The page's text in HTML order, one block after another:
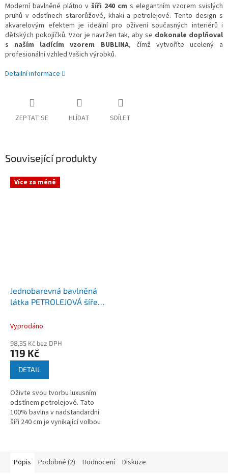
Moderní bavlněné plátno v šíři 240 cm s elegantním vzorem svislých
pruhů v odstínech starorůžové, khaki a petrolejové. Tento design s
akvarelovým efektem je ideální pro oživení současných interiérů i
dětských pokojíčků. Vzor je navržen tak, aby se dokonale doplňoval
s naším ladícím vzorem BUBLINA, čímž vytvoříte ucelený a
profesionální vzhled Vašich výrobků.
Detailní informace
ZEPTAT SE HLÍDAT SDÍLET
Související produkty
Více za méně
Jednobarevná bavlněná
látka PETROLEJOVÁ šíře
Vyprodáno
98,35 Kč bez DPH
119 Kč
DETAIL
Oživte svou tvorbu luxusním
odstínem petrolejové. Tato
100% bavlna v nadstandardní
šíři 240 cm je vynikající volbou
Popis Podobné (2) Hodnocení Diskuze